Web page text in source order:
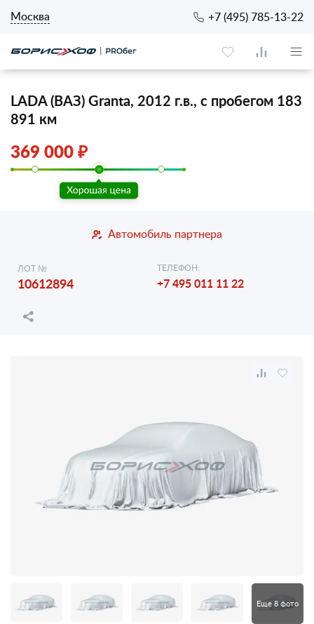
Москва +7 (495) 785-13-22
LADA (ВАЗ) Granta, 2012 г.в., с пробегом 183
891 км
369 000 ₽
Автомобиль партнера
ЛОТ №
10612894
ТЕЛЕФОН:
+7 495 011 11 22
Еще 8 фото